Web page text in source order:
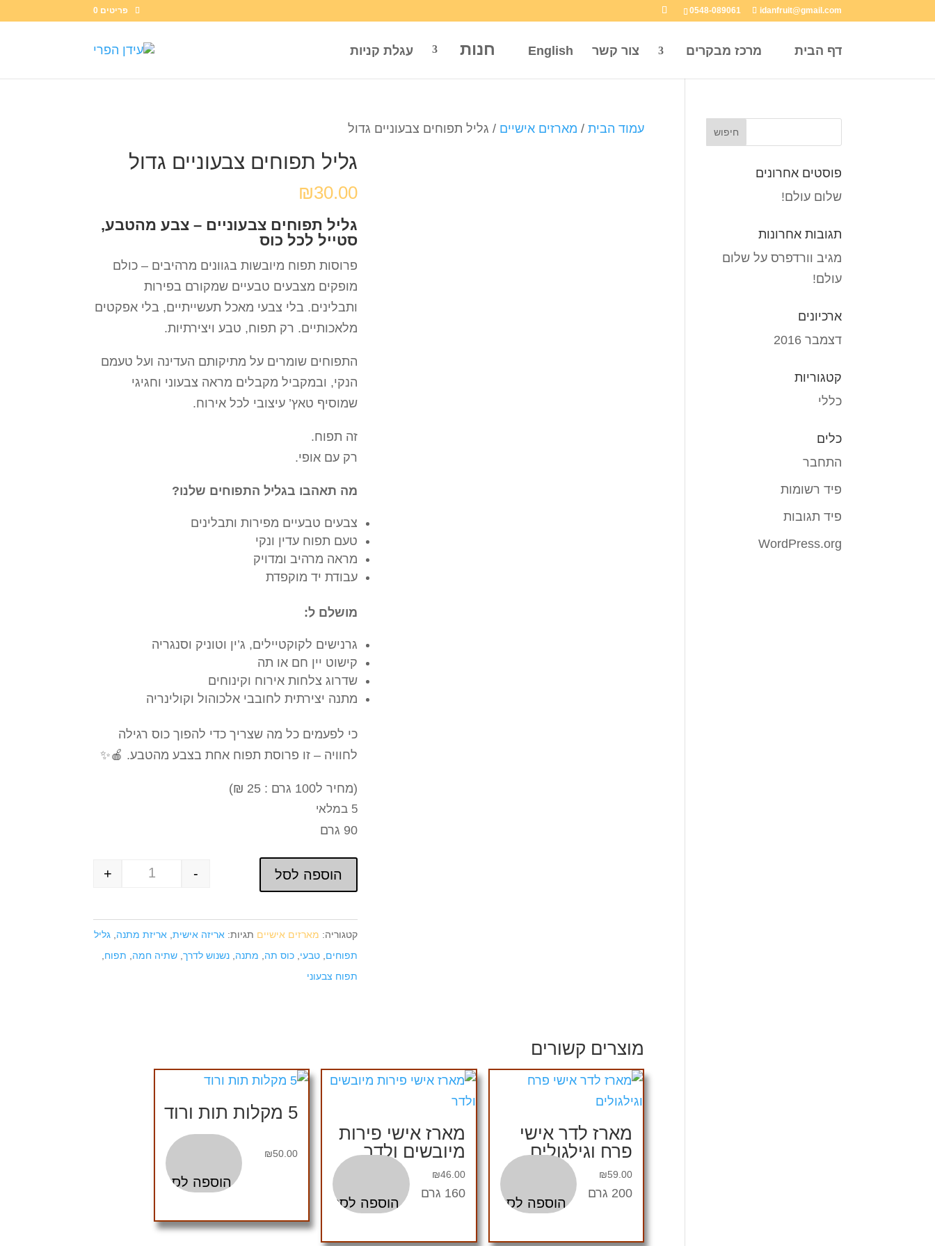
0548-089061 idanfruit@gmail.com פריטים 0
דף הבית מרכז מבקרים צור קשר English חנות עגלת קניות
עמוד הבית/ מארזים אישיים / גליל תפוחים צבעוניים גדול
גליל תפוחים צבעוניים גדול
₪30.00
גליל תפוחים צבעוניים – צבע מהטבע,
סטייל לכל כוס
פרוסות תפוח מיובשות בגוונים מרהיבים – כולם
מופקים מצבעים טבעיים שמקורם בפירות
ותבלינים. בלי צבעי מאכל תעשייתיים, בלי אפקטים
מלאכותיים. רק תפוח, טבע ויצירתיות.
התפוחים שומרים על מתיקותם העדינה ועל טעמם
הנקי, ובמקביל מקבלים מראה צבעוני וחגיגי
שמוסיף טאץ’ עיצובי לכל אירוח.
זה תפוח.
רק עם אופי.
מה תאהבו בגליל התפוחים שלנו?
צבעים טבעיים מפירות ותבלינים
טעם תפוח עדין ונקי
מראה מרהיב ומדויק
עבודת יד מוקפדת
מושלם ל:
גרנישים לקוקטיילים, ג’ין וטוניק וסנגריה
קישוט יין חם או תה
שדרוג צלחות אירוח וקינוחים
מתנה יצירתית לחובבי אלכוהול וקולינריה
כי לפעמים כל מה שצריך כדי להפוך כוס רגילה
לחוויה – זו פרוסת תפוח אחת בצבע מהטבע. 🍎✨
(מחיר ל100 גרם : 25 ₪)
5 במלאי
90 גרם
-
+ הוספה לסל
קטגוריה: מארזים אישיים תגיות: אריזה אישית, אריזת מתנה גליל
תפוחים טבעי כוס תה מתנה נשנוש לדרך, שתיה חמה תפוח
תפוח צבעוני
מוצרים קשורים
מארז לדר אישי
פרח וגילגולים
₪59.00
הוספה לסל
200 גרם
מארז אישי פירות
מיובשים ולדר
₪46.00
הוספה לסל
160 גרם
5 מקלות תות ורוד
₪50.00
הוספה לסל
פוסטים אחרונים
שלום עולם!
תגובות אחרונות
מגיב וורדפרס עלשלום
עולם!
ארכיונים
דצמבר 2016
קטגוריות
כללי
כלים
התחבר
פיד רשומות
פיד תגובות
WordPress.org